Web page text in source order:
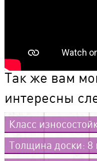
Так же вам
интересны
Класс
Толщина доски: 8